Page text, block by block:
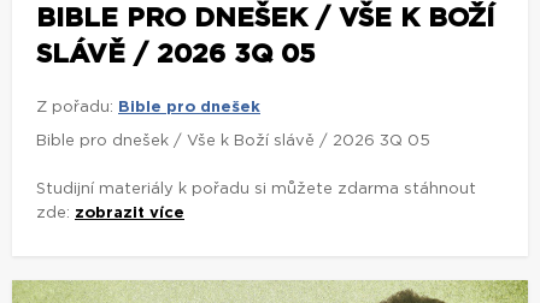
BIBLE PRO DNEŠEK / VŠE K BOŽÍ
SLÁVĚ / 2026 3Q 05
Z pořadu: Bible pro dnešek
Bible pro dnešek / Vše k Boží slávě / 2026 3Q 05
Studijní materiály k pořadu si můžete zdarma stáhnout
zde: zobrazit více